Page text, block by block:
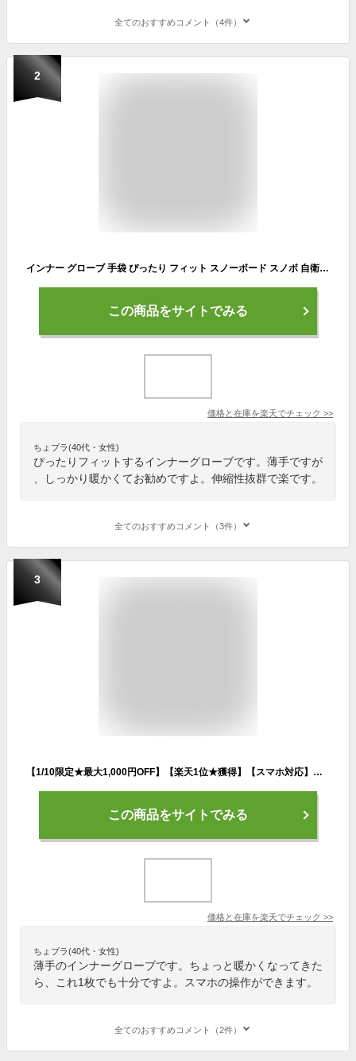
全てのおすすめコメント（4件）
2
インナー グローブ 手袋 ぴったり フィット スノーボード スノボ 自衛隊グローブ 黒 カーキ ブラック バイク ラウンドスノーボードギア 伸 メンズ レディース 大 小 ブランド ニット 薄手 小物 アクセサリー 温 おしゃれ スキー 丈夫 フリーサイズ S M L XL
この商品をサイトでみる
価格と在庫を楽天でチェック >>
ちょプラ(40代・女性)
ぴったりフィットするインナーグローブです。薄手ですが
、しっかり暖かくてお勧めですよ。伸縮性抜群で楽です。
全てのおすすめコメント（3件）
3
【1/10限定★最大1,000円OFF】【楽天1位★獲得】【スマホ対応】スノーボード グローブ インナー インナーグローブ スノボ スキー バイク 登山 自転車 サイクリング ツーリング スマホ レディース メンズ 薄手 防寒 手袋 タッチ 女性 男性【全国送料無料】
この商品をサイトでみる
価格と在庫を楽天でチェック >>
ちょプラ(40代・女性)
薄手のインナーグローブです。ちょっと暖かくなってきた
ら、これ1枚でも十分ですよ。スマホの操作ができます。
全てのおすすめコメント（2件）